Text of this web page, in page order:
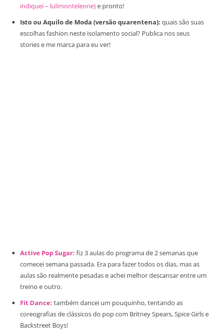
indiquei – lulimonteleone)e pronto!
Isto ou Aquilo de Moda (versão quarentena): quais são suas
escolhas fashion neste isolamento social? Publica nos seus
stories e me marca para eu ver!
Active Pop Sugar: fiz 3 aulas do programa de 2 semanas que
comecei semana passada. Era para fazer todos os dias, mas as
aulas são realmente pesadas e achei melhor descansar entre um
treino e outro.
Fit Dance: também dancei um pouquinho, tentando as
coreografias de clássicos do pop com Britney Spears, Spice Girls e
Backstreet Boys!